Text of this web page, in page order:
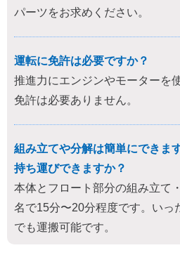
パーツをお求めください。
運転に免許は必要ですか？
推進力にエンジンやモーターを
免許は必要ありません。
組み立てや分解は簡単にできま
持ち運びできますか？
本体とフロート部分の組み立て
名で15分〜20分程度です。いっ
でも運搬可能です。